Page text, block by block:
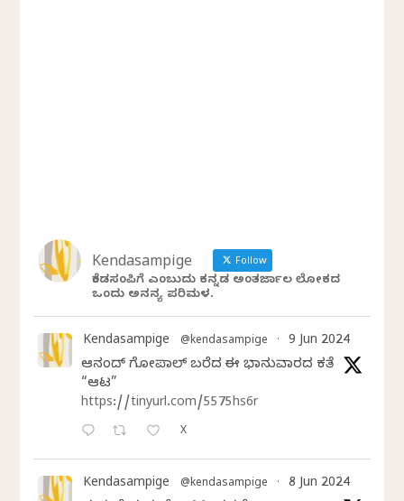
Kendasampige Follow
ಕೆಂಡಸಂಪಿಗೆ ಎಂಬುದು ಕನ್ನಡ ಅಂತರ್ಜಾಲ ಲೋಕದ
ಒಂದು ಅನನ್ಯ ಪರಿಮಳ.
Kendasampige @kendasampige · 9 Jun 2024
ಆನಂದ್‌ ಗೋಪಾಲ್‌ ಬರೆದ ಈ ಭಾನುವಾರದ ಕತೆ
“ಆಟ”
https://tinyurl.com/5575hs6r
X
Kendasampige @kendasampige · 8 Jun 2024